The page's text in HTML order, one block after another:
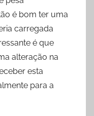
é bom ter uma
carregada
é que
alteração na
esta
para a